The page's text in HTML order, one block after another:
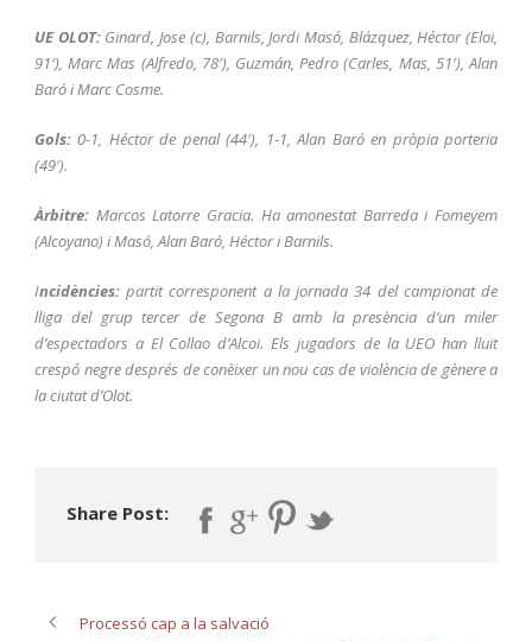
UE OLOT:Ginard, Jose (c), Barnils, Jordi Masó, Blázquez, Héctor (Eloi,
91′), Marc Mas (Alfredo, 78′), Guzmán, Pedro (Carles, Mas, 51′), Alan
Baró i Marc Cosme.
Gols: 0-1, Héctor de penal (44′), 1-1, Alan Baró en pròpia porteria
(49′).
Àrbitre: Marcos Latorre Gracia. Ha amonestat Barreda i Fomeyem
(Alcoyano) i Masó, Alan Baró, Héctor i Barnils.
Incidències: partit corresponent a la jornada 34 del campionat de
lliga del grup tercer de Segona B amb la presència d’un miler
d’espectadors a El Collao d’Alcoi. Els jugadors de la UEO han lluït
crespó negre després de conèixer un nou cas de violència de gènere a
la ciutat d’Olot.
Share Post:
Processó cap a la salvació